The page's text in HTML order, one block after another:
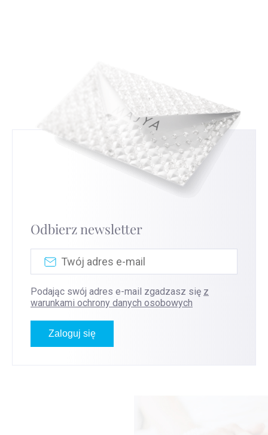
Odbierz newsletter
Podając swój adres e-mail zgadzasz się z
warunkami ochrony danych osobowych
Zaloguj się